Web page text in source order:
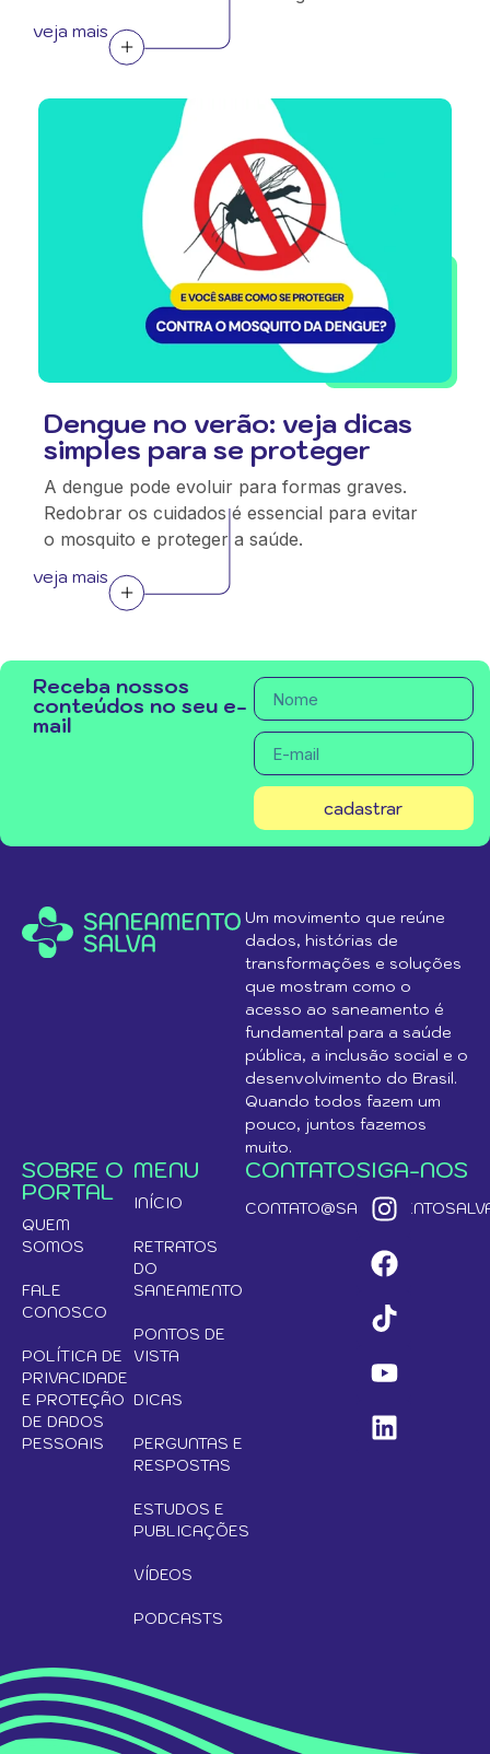
veja mais
Dengue no verão: veja dicas
simples para se proteger
A dengue pode evoluir para formas graves.
Redobrar os cuidados é essencial para evitar
o mosquito e proteger a saúde.
veja mais
Receba nossos
conteúdos no seu e-
mail
cadastrar
Um movimento que reúne
dados, histórias de
transformações e soluções
que mostram como o
acesso ao saneamento é
fundamental para a saúde
pública, a inclusão social e o
desenvolvimento do Brasil.
Quando todos fazem um
pouco, juntos fazemos
muito.
SOBRE O
PORTAL
QUEM
SOMOS
FALE
CONOSCO
POLÍTICA DE
PRIVACIDADE
E PROTEÇÃO
DE DADOS
PESSOAIS
MENU
INÍCIO
RETRATOS
DO
SANEAMENTO
PONTOS DE
VISTA
DICAS
PERGUNTAS E
RESPOSTAS
ESTUDOS E
PUBLICAÇÕES
VÍDEOS
PODCASTS
CONTATOSIGA-NOS